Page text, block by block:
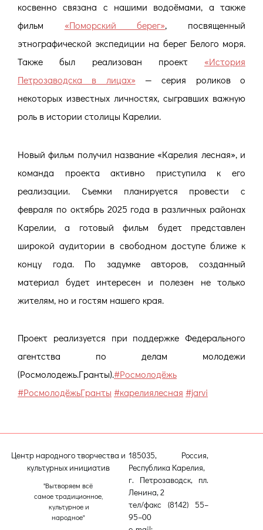
косвенно связана с нашими водоёмами, а также
фильм «Поморский берег», посвященный
этнографической экспедиции на берег Белого моря.
Также был реализован проект «История
Петрозаводска в лицах»— серия роликов о
некоторых известных личностях, сыгравших важную
роль в истории столицы Карелии.
Новый фильм получил название «Карелия лесная», и
команда проекта активно приступила к его
реализации. Съемки планируется провести с
февраля по октябрь 2025 года в различных районах
Карелии, а готовый фильм будет представлен
широкой аудитории в свободном доступе ближе к
концу года. По задумке авторов, созданный
материал будет интересен и полезен не только
жителям, но и гостям нашего края.
Проект реализуется при поддержке Федерального
агентства по делам молодежи
(Росмолодежь.Гранты).#Росмолодёжь
#РосмолодёжьГранты #карелиялесная #jarvi
Центр народного творчества и
культурных инициатив
"Вытворяем всё
самое традиционное,
культурное и
народное"
185035, Россия,
Республика Карелия,
г. Петрозаводск, пл.
Ленина, 2
тел/факс (8142) 55–
95–00